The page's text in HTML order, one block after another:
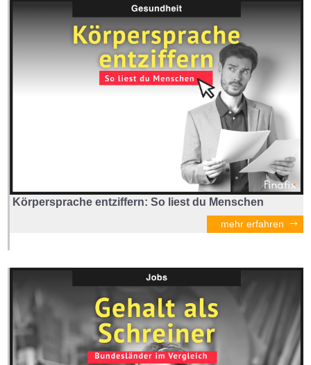
Körpersprache entziffern: So liest du Menschen
mehr erfahren